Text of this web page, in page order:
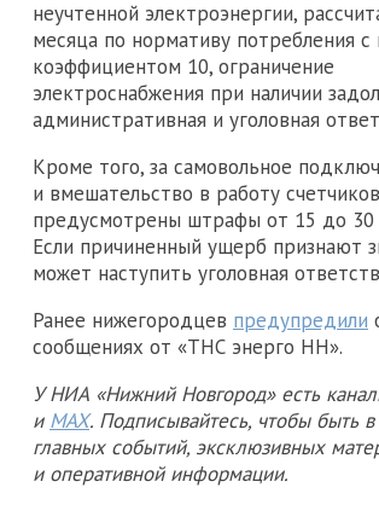
неучтенной электроэнергии,
месяца по нормативу потребления
коэффициентом 10, ограничение
электроснабжения при наличии
административная и уголовная
Кроме того, за самовольное
и вмешательство в работу
предусмотрены штрафы от 15 до 30
Если причиненный ущерб признают
может наступить уголовная
Ранее нижегородцев предупредили
сообщениях от «ТНС энерго НН».
У НИА «Нижний Новгород» есть
и MAX. Подписывайтесь, чтобы быть в
главных событий, эксклюзивных
и оперативной информации.